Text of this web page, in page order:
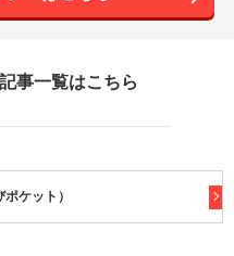
事一覧はこちら
ケット）